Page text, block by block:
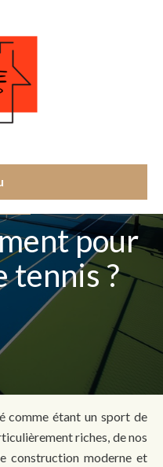
pour
tennis ?
comme étant un sport de
riches, de nos
construction moderne et